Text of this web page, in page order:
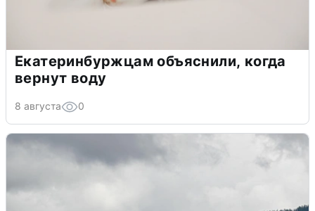
Екатеринбуржцам объяснили, когда
вернут воду
8 августа 0